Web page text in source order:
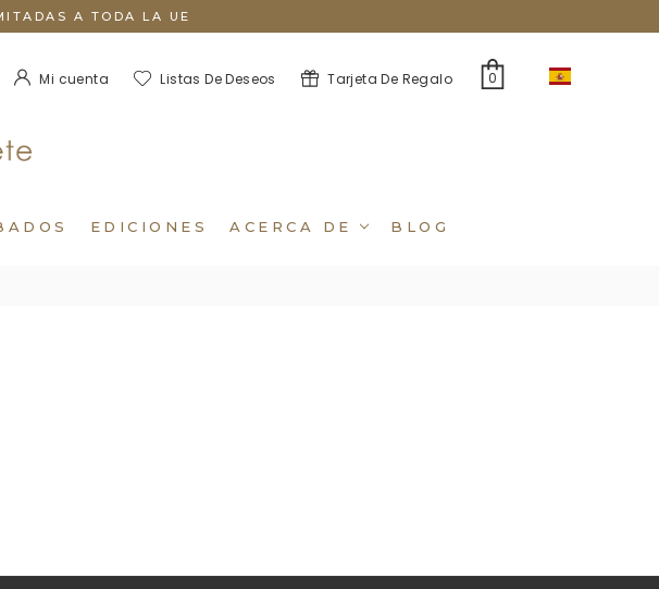
A TODA LA UE
Mi cuenta Listas De Deseos Tarjeta De Regalo 0
EDICIONES ACERCA DE BLOG